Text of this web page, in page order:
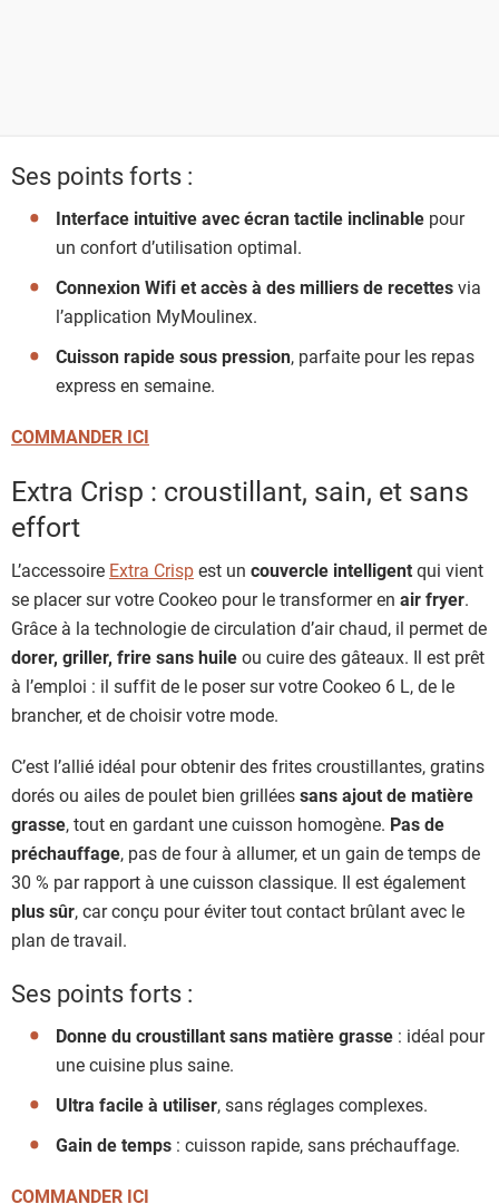
Ses points forts :
Interface intuitive avec écran tactile inclinable pour
un confort d’utilisation optimal.
Connexion Wifi et accès à des milliers de recettesvia
l’application MyMoulinex.
Cuisson rapide sous pression, parfaite pour les repas
express en semaine.
COMMANDER ICI
Extra Crisp : croustillant, sain, et sans
effort
L’accessoire Extra Crispest un couvercle intelligentqui vient
se placer sur votre Cookeo pour le transformer en air fryer.
Grâce à la technologie de circulation d’air chaud, il permet de
dorer, griller, frire sans huileou cuire des gâteaux. Il est prêt
à l’emploi : il suffit de le poser sur votre Cookeo 6 L, de le
brancher, et de choisir votre mode.
C’est l’allié idéal pour obtenir des frites croustillantes, gratins
dorés ou ailes de poulet bien grilléessans ajout de matière
grasse, tout en gardant une cuisson homogène. Pas de
préchauffage, pas de four à allumer, et un gain de temps de
30 % par rapport à une cuisson classique. Il est également
plus sûr, car conçu pour éviter tout contact brûlant avec le
plan de travail.
Ses points forts :
Donne du croustillant sans matière grasse : idéal pour
une cuisine plus saine.
Ultra facile à utiliser, sans réglages complexes.
Gain de temps : cuisson rapide, sans préchauffage.
COMMANDER ICI